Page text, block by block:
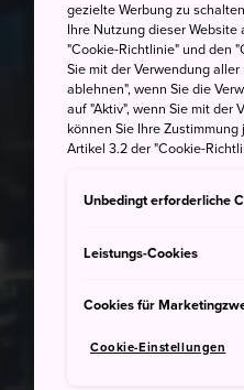
gezielte Werbung zu
Ihre Nutzung dieser
"Cookie-Richtlinie" und den
Sie mit der Verwendung
ablehnen", wenn Sie die
auf "Aktiv", wenn Sie mit der
können Sie Ihre
Artikel 3.2 der "Cookie-
Unbedingt erforderliche
Leistungs-Cookies
Cookies für
Cookie-Einstellungen